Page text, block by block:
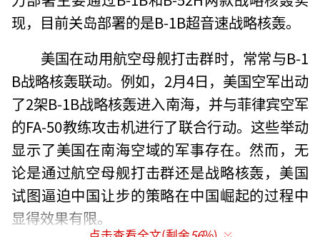
现，目前关岛部署的是B-1B超音速战略核轰。
美国在动用航空母舰打击群时，常常与B-1
B战略核轰联动。例如，2月4日，美国空军出动
了2架B-1B战略核轰进入南海，并与菲律宾空军
的FA-50教练攻击机进行了联合行动。这些举动
显示了美国在南海空域的军事存在。然而，无
论是通过航空母舰打击群还是战略核轰，美国
试图逼迫中国让步的策略在中国崛起的过程中
显得效果有限。